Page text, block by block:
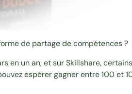
de partage de compétences ?
en un an, et sur Skillshare,
espérer gagner entre 100 et